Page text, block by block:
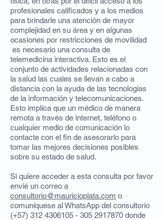
profesionales calificados y a los medios
para brindarle una atención de mayor
complejidad en su área y en algunas
ocasiones por restricciones de movilidad
es necesario una consulta de
telemedicina interactiva. Esto es el
conjunto de actividades relacionadas con
la salud las cuales se llevan a cabo a
distancia con la ayuda de las tecnologías
de la información y telecomunicaciones.
Esto implica que un médico de manera
remota a través de internet, teléfono o
cualquier medio de comunicación lo
contacte con el fin de asesorarlo para
tomar las mejores decisiones posibles
sobre su estado de salud.
Si quiere acceder a esta consulta por favor
envié un correo a
consultorio@mauricioplata.com o
comuníquese al WhatsApp del consultorio
(+57) 312 4306105 - 305 2917870 donde